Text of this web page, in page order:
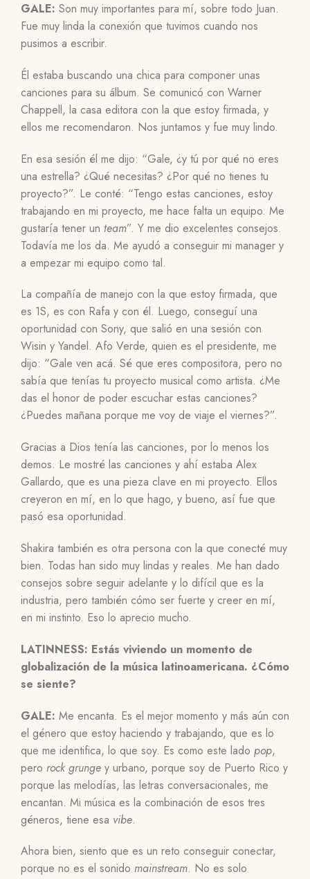
GALE: Son muy importantes para mí, sobre todo Juan.
Fue muy linda la conexión que tuvimos cuando nos
pusimos a escribir.
Él estaba buscando una chica para componer unas
canciones para su álbum. Se comunicó con Warner
Chappell, la casa editora con la que estoy firmada, y
ellos me recomendaron. Nos juntamos y fue muy lindo.
En esa sesión él me dijo: “Gale, ¿y tú por qué no eres
una estrella? ¿Qué necesitas? ¿Por qué no tienes tu
proyecto?”. Le conté: “Tengo estas canciones, estoy
trabajando en mi proyecto, me hace falta un equipo. Me
gustaría tener un team”. Y me dio excelentes consejos.
Todavía me los da. Me ayudó a conseguir mi manager y
a empezar mi equipo como tal.
La compañía de manejo con la que estoy firmada, que
es 1S, es con Rafa y con él. Luego, conseguí una
oportunidad con Sony, que salió en una sesión con
Wisin y Yandel. Afo Verde, quien es el presidente, me
dijo: “Gale ven acá. Sé que eres compositora, pero no
sabía que tenías tu proyecto musical como artista. ¿Me
das el honor de poder escuchar estas canciones?
¿Puedes mañana porque me voy de viaje el viernes?”.
Gracias a Dios tenía las canciones, por lo menos los
demos. Le mostré las canciones y ahí estaba Alex
Gallardo, que es una pieza clave en mi proyecto. Ellos
creyeron en mí, en lo que hago, y bueno, así fue que
pasó esa oportunidad.
Shakira también es otra persona con la que conecté muy
bien. Todas han sido muy lindas y reales. Me han dado
consejos sobre seguir adelante y lo difícil que es la
industria, pero también cómo ser fuerte y creer en mí,
en mi instinto. Eso lo aprecio mucho.
LATINNESS: Estás viviendo un momento de
globalización de la música latinoamericana. ¿Cómo
se siente?
GALE: Me encanta. Es el mejor momento y más aún con
el género que estoy haciendo y trabajando, que es lo
que me identifica, lo que soy. Es como este lado pop,
pero rock grunge y urbano, porque soy de Puerto Rico y
porque las melodías, las letras conversacionales, me
encantan. Mi música es la combinación de esos tres
géneros, tiene esa vibe.
Ahora bien, siento que es un reto conseguir conectar,
porque no es el sonido mainstream. No es solo